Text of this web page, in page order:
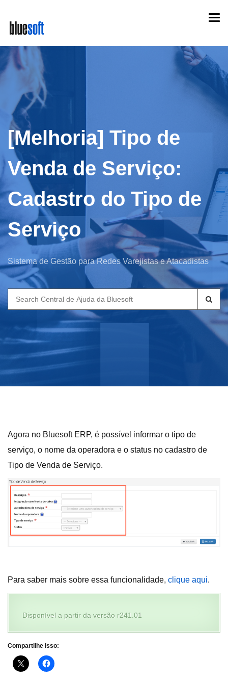
main
content
[Melhoria] Tipo de
Venda de Serviço:
Cadastro do Tipo de
Serviço
Sistema de Gestão para Redes Varejistas e Atacadistas
Search
for:
Agora no Bluesoft ERP, é possível informar o tipo de
serviço, o nome da operadora e o status no cadastro de
Tipo de Venda de Serviço.
Para saber mais sobre essa funcionalidade, clique aqui.
Disponível a partir da versão r241.01
Compartilhe isso: